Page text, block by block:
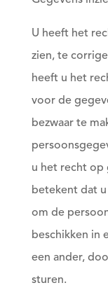
U heeft het
zien, te
heeft u het
voor de
bezwaar te
u het recht op
betekent dat
om de
beschikken in
een ander,
sturen.